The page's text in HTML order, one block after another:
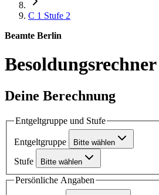
C 1 Stufe 2
Beamte Berlin
Deine Berechnung
Entgeltgruppe und Stufe
Entgeltgruppe Bitte wählen
Stufe Bitte wählen
Persönliche Angaben